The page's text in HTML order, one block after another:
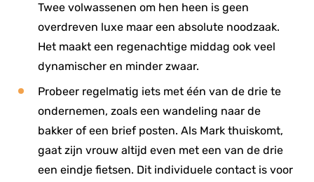
Twee volwassenen om hen heen is geen
overdreven luxe maar een absolute noodzaak.
Het maakt een regenachtige middag ook veel
dynamischer en minder zwaar.
Probeer regelmatig iets met één van de drie te
ondernemen, zoals een wandeling naar de
bakker of een brief posten. Als Mark thuiskomt,
gaat zijn vrouw altijd even met een van de drie
een eindje fietsen. Dit individuele contact is voor